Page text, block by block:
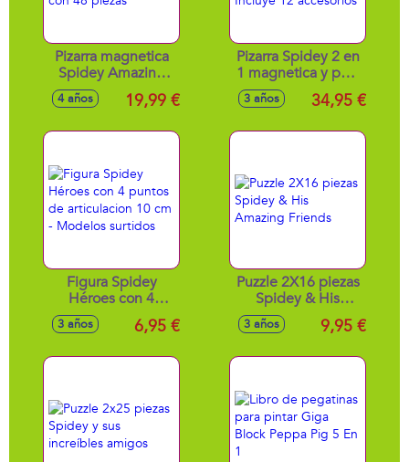
Pizarra magnetica
Spidey Amazing
Friends 12x9x8 cm
con 48 piezas
4 años 19,99 €
Pizarra Spidey 2 en
1 magnetica y para
tizas 37x32x98 cm
Incluye 12
3 años 34,95 €
Figura Spidey
Héroes con 4
puntos de
articulacion 10 cm -
3 años 6,95 €
Puzzle 2X16 piezas
Spidey & His
Amazing Friends
3 años 9,95 €